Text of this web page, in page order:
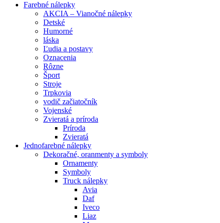
Farebné nálepky
AKCIA – Vianočné nálepky
Detské
Humorné
láska
Ľudia a postavy
Oznacenia
Rôzne
Šport
Stroje
Trpkovia
vodič začiatočník
Vojenské
Zvieratá a príroda
Príroda
Zvieratá
Jednofarebné nálepky
Dekoračné, oranmenty a symboly
Ornamenty
Symboly
Truck nálepky
Avia
Daf
Iveco
Liaz